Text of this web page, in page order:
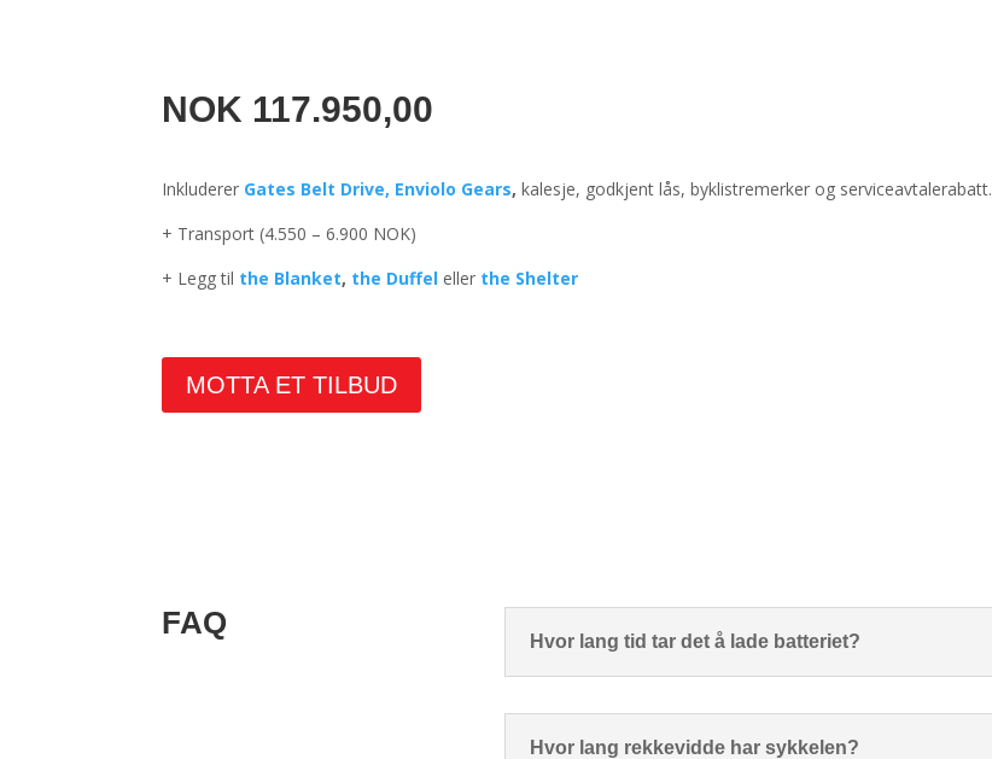
NOK 117.950,00
Inkluderer Gates Belt Drive, Enviolo Gears, kalesje, godkjent lås, byklistremerker og serviceavtalerabatt.
+ Transport (4.550 – 6.900 NOK)
+ Legg til the Blanket, the Duffel eller the Shelter
MOTTA ET TILBUD
FAQ
Hvor lang tid tar det å lade batteriet?
Hvor lang rekkevidde har sykkelen?